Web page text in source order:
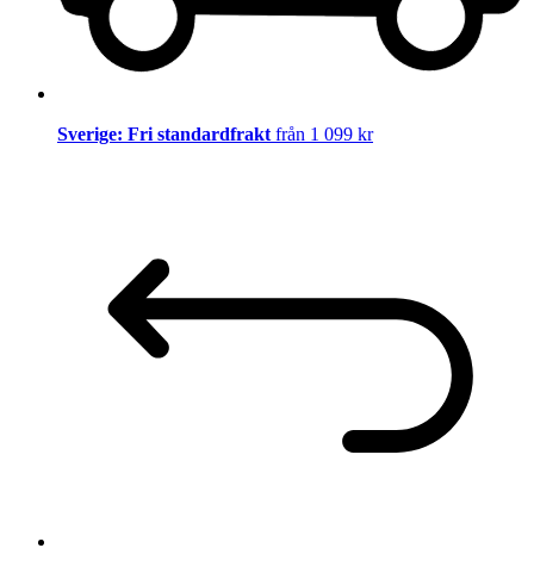
Sverige: Fri standardfrakt från 1 099 kr